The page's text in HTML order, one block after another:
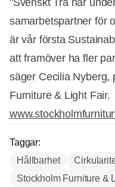
samarbetspartner för
är vår första
att framöver ha fler
säger Cecilia Nyberg,
Furniture & Light Fair.
Taggar:
Hållbarhet
Stockholm Furniture &